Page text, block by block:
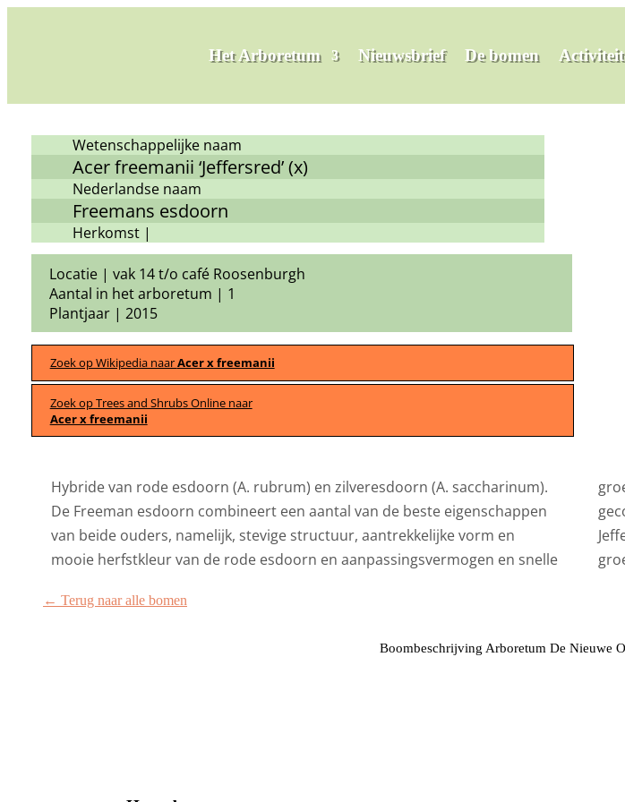
Het Arboretum Nieuwsbrief De bomen
Wetenschappelijke naam
Acer freemanii ‘Jeffersred’ (x)
Nederlandse naam
Freemans esdoorn
Herkomst |
Locatie | vak 14 t/o café Roosenburgh
Aantal in het arboretum | 1
Plantjaar | 2015
Zoek op Wikipedia naarAcer x freemanii
Zoek op Trees and Shrubs Online naar
Acer x freemanii
Hybride van rode esdoorn (A. rubrum) en zilveresdoorn (A. saccharinum).
De Freeman esdoorn combineert een aantal van de beste eigenschappen
van beide ouders, namelijk, stevige structuur, aantrekkelijke vorm en
mooie herfstkleur van de rode esdoorn en aanpassingsvermogen en snelle
← Terug naar alle bomen
Boombeschrijving Arboretum De Nieuwe